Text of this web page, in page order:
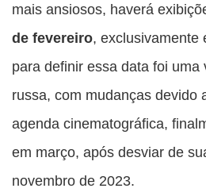
mais ansiosos, haverá
de fevereiro, exclusivamente
para definir essa data foi
russa, com mudanças devido
agenda cinematográfica,
em março, após desviar de
novembro de 2023.